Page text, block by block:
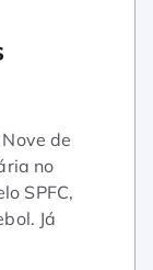
de
no
SPFC,
Já